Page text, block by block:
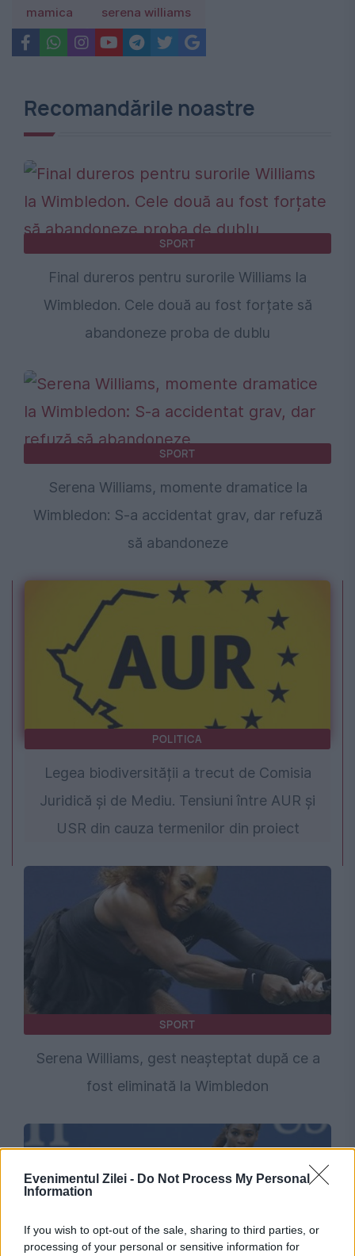
Evenimentul Zilei - Do Not Process My Personal
Information
If you wish to opt-out of the sale, sharing to third parties, or
processing of your personal or sensitive information for
mamica serena williams
Recomandările noastre
SPORT
Final dureros pentru surorile Williams la
Wimbledon. Cele două au fost forțate să
abandoneze proba de dublu
SPORT
Serena Williams, momente dramatice la
Wimbledon: S-a accidentat grav, dar refuză
să abandoneze
POLITICA
Legea biodiversității a trecut de Comisia
Juridică și de Mediu. Tensiuni între AUR și
USR din cauza termenilor din proiect
SPORT
Serena Williams, gest neașteptat după ce a
fost eliminată la Wimbledon